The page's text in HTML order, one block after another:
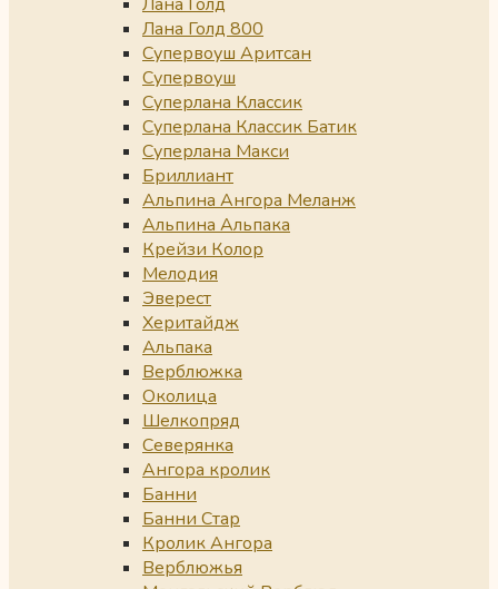
Лана Голд 800
Супервоуш Аритсан
Супервоуш
Суперлана Классик
Суперлана Классик Батик
Суперлана Макси
Бриллиант
Альпина Ангора Меланж
Альпина Альпака
Крейзи Колор
Мелодия
Эверест
Херитайдж
Альпака
Верблюжка
Околица
Шелкопряд
Северянка
Ангора кролик
Банни
Банни Стар
Кролик Ангора
Верблюжья